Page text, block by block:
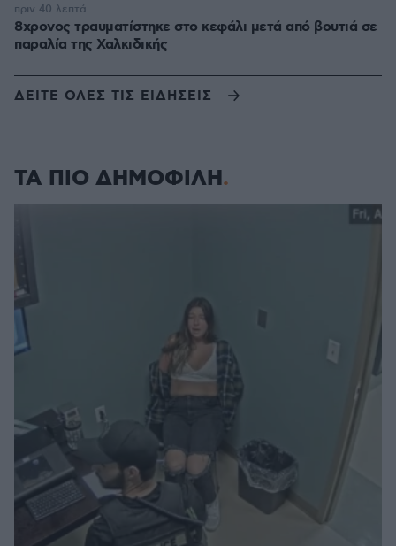
8χρονος τραυματίστηκε στο κεφάλι μετά από βουτιά σε
παραλία της Χαλκιδικής
πριν 40 λεπτά
ΔΕΙΤΕ ΟΛΕΣ ΤΙΣ ΕΙΔΗΣΕΙΣ
ΤΑ ΠΙΟ ΔΗΜΟΦΙΛΗ